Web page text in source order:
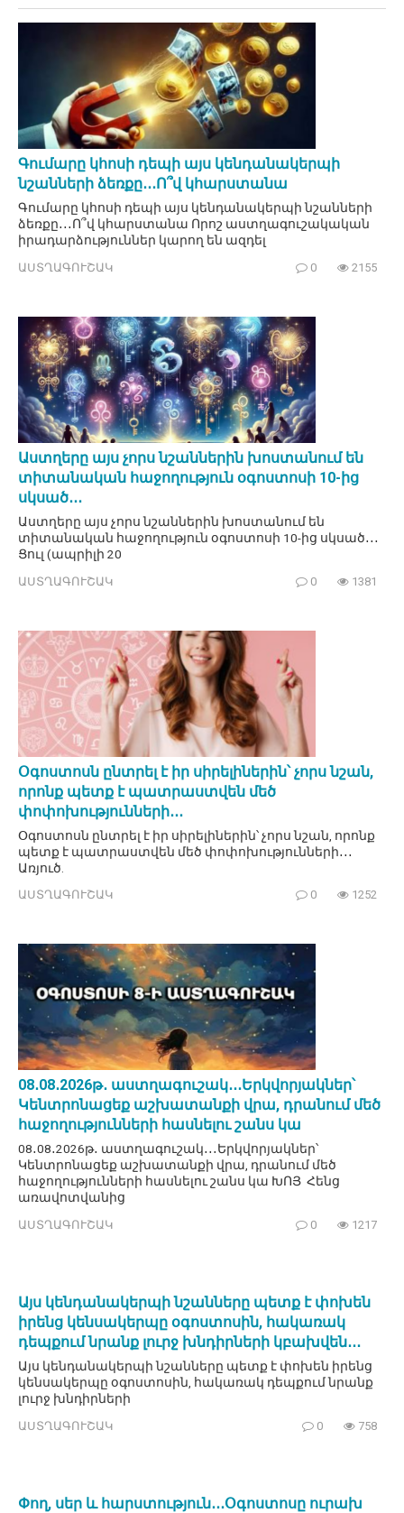
Գումարը կհոսի դեպի այս կենդանակերպի
նշանների ձեռքը․․․Ո՞վ կհարստանա
Գումարը կհոսի դեպի այս կենդանակերպի նշանների
ձեռքը․․․Ո՞վ կհարստանա Որոշ աստղագուշակական
իրադարձություններ կարող են ազդել
ԱՍՏՂԱԳՈՒՇԱԿ 0 2155
Աստղերը այս չորս նշաններին խոստանում են
տիտանական հաջողություն օգոստոսի 10-ից
սկսած․․․
Աստղերը այս չորս նշաններին խոստանում են
տիտանական հաջողություն օգոստոսի 10-ից սկսած․․․
Ցուլ (ապրիլի 20
ԱՍՏՂԱԳՈՒՇԱԿ 0 1381
Օգոստոսն ընտրել է իր սիրելիներին՝ չորս նշան,
որոնք պետք է պատրաստվեն մեծ
փոփոխությունների․․․
Օգոստոսն ընտրել է իր սիրելիներին՝ չորս նշան, որոնք
պետք է պատրաստվեն մեծ փոփոխությունների․․․
Առյուծ.
ԱՍՏՂԱԳՈՒՇԱԿ 0 1252
08․08․2026թ․ աստղագուշակ․․․Երկվորյակներ՝
Կենտրոնացեք աշխատանքի վրա, դրանում մեծ
հաջողությունների հասնելու շանս կա
08․08․2026թ․ աստղագուշակ․․․Երկվորյակներ՝
Կենտրոնացեք աշխատանքի վրա, դրանում մեծ
հաջողությունների հասնելու շանս կա ԽՈՅ Հենց
առավոտվանից
ԱՍՏՂԱԳՈՒՇԱԿ 0 1217
Այս կենդանակերպի նշանները պետք է փոխեն
իրենց կենսակերպը օգոստոսին, հակառակ
դեպքում նրանք լուրջ խնդիրների կբախվեն․․․
Այս կենդանակերպի նշանները պետք է փոխեն իրենց
կենսակերպը օգոստոսին, հակառակ դեպքում նրանք
լուրջ խնդիրների
ԱՍՏՂԱԳՈՒՇԱԿ 0 758
Փող, սեր և հարստություն․․․Օգոստոսը ուրախ